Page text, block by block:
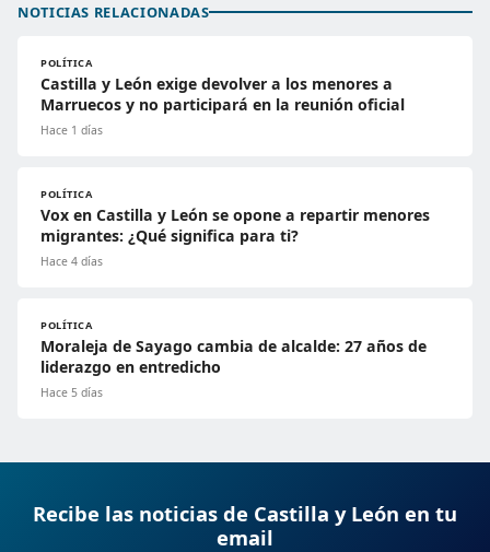
NOTICIAS RELACIONADAS
POLÍTICA
Castilla y León exige devolver a los menores a
Marruecos y no participará en la reunión oficial
Hace 1 días
POLÍTICA
Vox en Castilla y León se opone a repartir menores
migrantes: ¿Qué significa para ti?
Hace 4 días
POLÍTICA
Moraleja de Sayago cambia de alcalde: 27 años de
liderazgo en entredicho
Hace 5 días
Recibe las noticias de Castilla y León en tu
email